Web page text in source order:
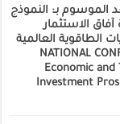
الموسوم بـ: النموذج
آفاق الاستثمار
الطاقوية العالمية
(NATIONAL
Economic and
Investment